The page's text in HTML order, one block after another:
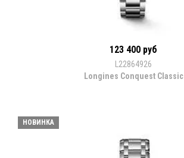
123 400 руб
L22864926
Longines Conquest Classic
НОВИНКА